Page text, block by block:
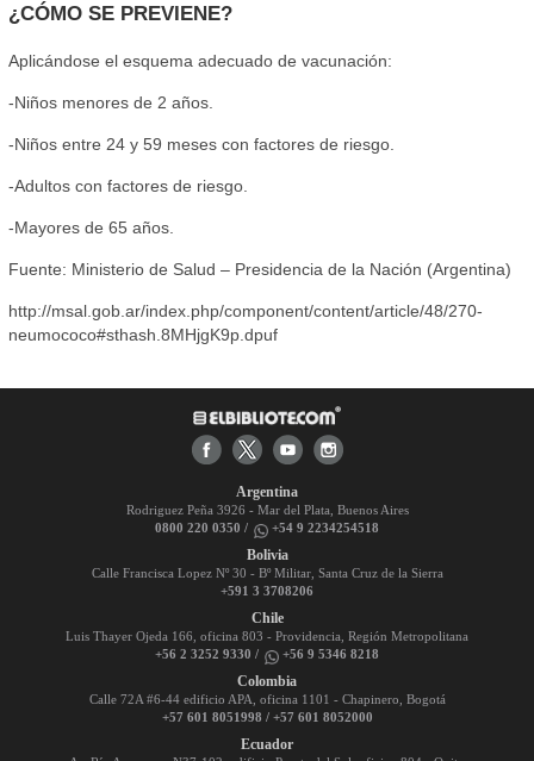
¿CÓMO SE PREVIENE?
Aplicándose el esquema adecuado de vacunación:
-Niños menores de 2 años.
-Niños entre 24 y 59 meses con factores de riesgo.
-Adultos con factores de riesgo.
-Mayores de 65 años.
Fuente: Ministerio de Salud – Presidencia de la Nación (Argentina)
http://msal.gob.ar/index.php/component/content/article/48/270-
neumococo#sthash.8MHjgK9p.dpuf
Argentina
Rodriguez Peña 3926 - Mar del Plata, Buenos Aires
0800 220 0350 /
+54 9 2234254518
Bolivia
Calle Francisca Lopez Nº 30 - Bº Militar, Santa Cruz de la Sierra
+591 3 3708206
Chile
Luis Thayer Ojeda 166, oficina 803 - Providencia, Región Metropolitana
+56 2 3252 9330 /
+56 9 5346 8218
Colombia
Calle 72A #6-44 edificio APA, oficina 1101 - Chapinero, Bogotá
+57 601 8051998 / +57 601 8052000
Ecuador